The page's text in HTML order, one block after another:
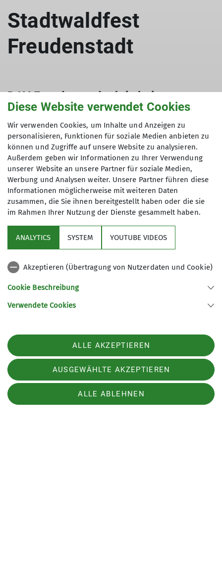
Stadtwaldfest
Freudenstadt
DAV Freudenstadt aktiv bei
Stadtwaldfest:
28.09.2008
2008
Bei strahlendem Sonnenschein herrschte großer
Andrang am Kletternkamin der Kepler-Schule. Wer
es schaffte den 18 Meter hohen Kamin zu
bezwingen, hatte einen herrlichen Überblick über
das Festgelände und Freudenstadt.
Wer genügend Balancegefühl hatte konnte sich
an der “Slackline” versuchen.
Diese Website verwendet Cookies
Wir verwenden Cookies, um Inhalte und Anzeigen zu
personalisieren, Funktionen für soziale Medien anbieten zu
können und Zugriffe auf unsere Website zu analysieren.
Außerdem geben wir Informationen zu Ihrer Verwendung
unserer Website an unsere Partner für soziale Medien,
Werbung und Analysen weiter. Unsere Partner führen diese
Informationen möglicherweise mit weiteren Daten
zusammen, die Sie ihnen bereitgestellt haben oder die sie
im Rahmen Ihrer Nutzung der Dienste gesammelt haben.
ANALYTICS SYSTEM YOUTUBE VIDEOS
Akzeptieren (Übertragung von Nutzerdaten und Cookie)
Cookie Beschreibung
Verwendete Cookies
ALLE AKZEPTIEREN
AUSGEWÄHLTE AKZEPTIEREN
ALLE ABLEHNEN